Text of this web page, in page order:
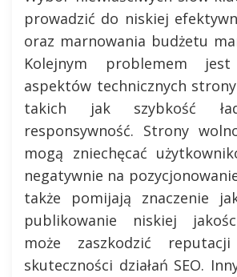
prowadzić do niskiej
oraz marnowania budżetu
Kolejnym problemem jest
aspektów technicznych
takich jak szybkość
responsywność. Strony
mogą zniechęcać
negatywnie na
także pomijają znaczenie
publikowanie niskiej
może zaszkodzić
skuteczności działań SEO.